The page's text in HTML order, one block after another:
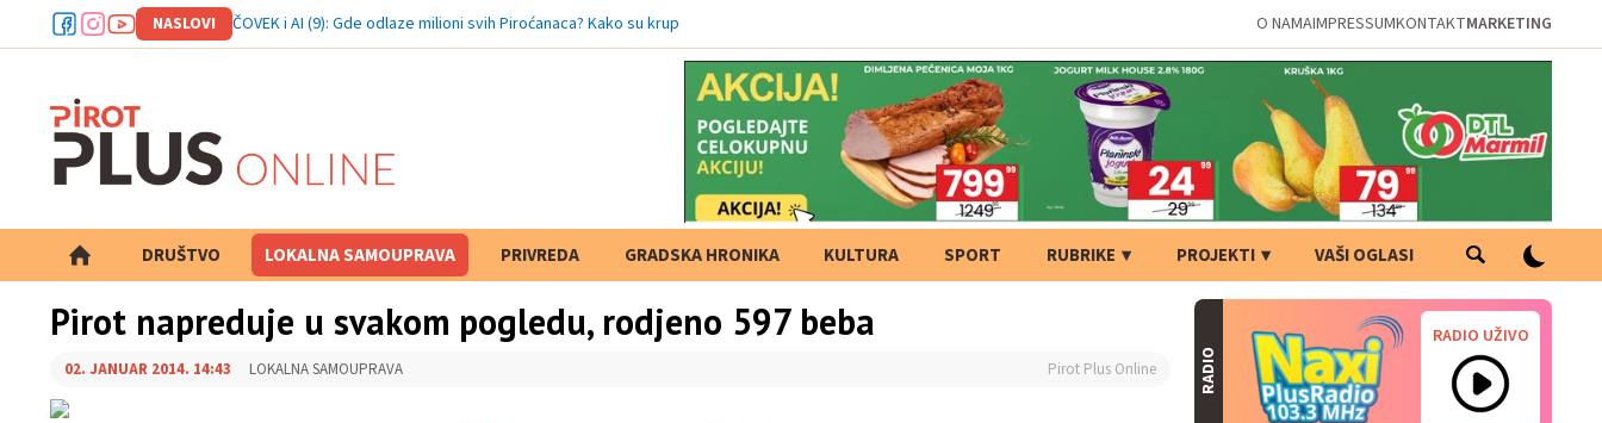
NASLOVI ČOVEK i AI (9): Gde odlaze milioni svih Piroćanaca? Kako su krupni projekti ubili dušu O NAMAIMPRESSUMKONTAKTMARKETING
DRUŠTVO LOKALNA SAMOUPRAVA PRIVREDA GRADSKA HRONIKA KULTURA SPORT RUBRIKE PROJEKTI VAŠI OGLASI
PRETRAGA
Pirot napreduje u svakom pogledu, rodjeno 597 beba
02. JANUAR 2014. 14:43 LOKALNA SAMOUPRAVA Pirot Plus Online RADIO
RADIO UŽIVO